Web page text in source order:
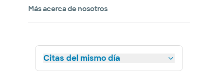
Más acerca de nosotros
Citas del mismo día